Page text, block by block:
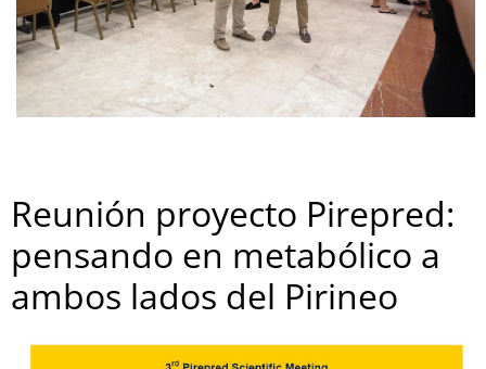
Reunión proyecto Pirepred:
pensando en metabólico a
ambos lados del Pirineo